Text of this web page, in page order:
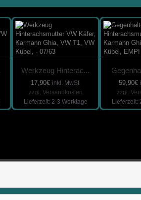
Werkzeug Hinterac...
17,90€ inkl. MwSt.
zzgl. Versandkosten
Lieferzeit: 2-3 Werktage
59,90€
zzgl.
Lieferzeit: